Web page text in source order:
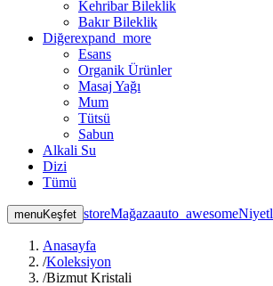
Kehribar Bileklik
Bakır Bileklik
Diğerexpand_more
Esans
Organik Ürünler
Masaj Yağı
Mum
Tütsü
Sabun
Alkali Su
Dizi
Tümü
menuKeşfet storeMağazaauto_awesome
Anasayfa
/Koleksiyon
/Bizmut Kristali